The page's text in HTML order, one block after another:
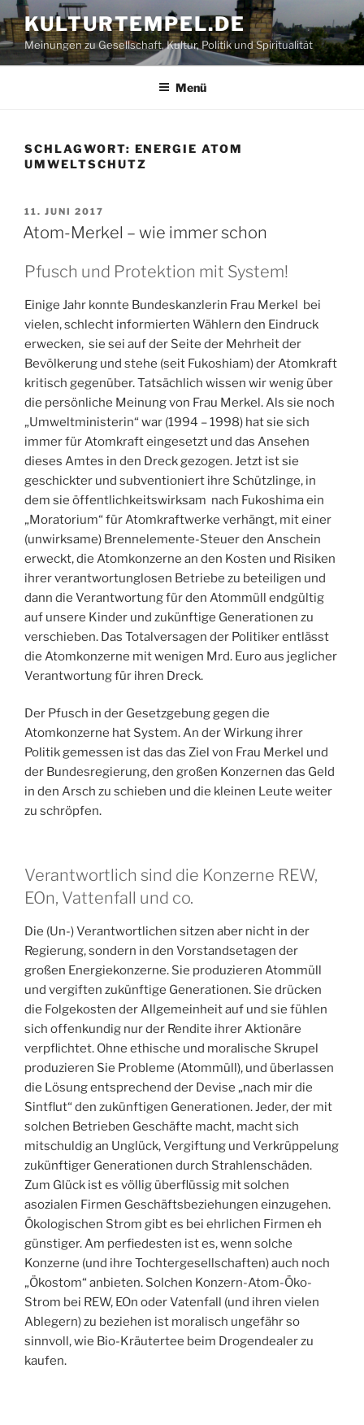
Zum
Inhalt
springen
KULTURTEMPEL.DE
Meinungen zu Gesellschaft, Kultur, Politik und Spiritualität
Menü
SCHLAGWORT: ENERGIE ATOM
UMWELTSCHUTZ
VERÖFFENTLICHT
AM
11. JUNI 2017
Atom-Merkel – wie immer schon
Pfusch und Protektion mit System!
Einige Jahr konnte Bundeskanzlerin Frau Merkel bei
vielen, schlecht informierten Wählern den Eindruck
erwecken, sie sei auf der Seite der Mehrheit der
Bevölkerung und stehe (seit Fukoshiam) der Atomkraft
kritisch gegenüber. Tatsächlich wissen wir wenig über
die persönliche Meinung von Frau Merkel. Als sie noch
„Umweltministerin“ war (1994 – 1998) hat sie sich
immer für Atomkraft eingesetzt und das Ansehen
dieses Amtes in den Dreck gezogen. Jetzt ist sie
geschickter und subventioniert ihre Schützlinge, in
dem sie öffentlichkeitswirksam nach Fukoshima ein
„Moratorium“ für Atomkraftwerke verhängt, mit einer
(unwirksame) Brennelemente-Steuer den Anschein
erweckt, die Atomkonzerne an den Kosten und Risiken
ihrer verantwortunglosen Betriebe zu beteiligen und
dann die Verantwortung für den Atommüll endgültig
auf unsere Kinder und zukünftige Generationen zu
verschieben. Das Totalversagen der Politiker entlässt
die Atomkonzerne mit wenigen Mrd. Euro aus jeglicher
Verantwortung für ihren Dreck.
Der Pfusch in der Gesetzgebung gegen die
Atomkonzerne hat System. An der Wirkung ihrer
Politik gemessen ist das das Ziel von Frau Merkel und
der Bundesregierung, den großen Konzernen das Geld
in den Arsch zu schieben und die kleinen Leute weiter
zu schröpfen.
Verantwortlich sind die Konzerne REW,
EOn, Vattenfall und co.
Die (Un-) Verantwortlichen sitzen aber nicht in der
Regierung, sondern in den Vorstandsetagen der
großen Energiekonzerne. Sie produzieren Atommüll
und vergiften zukünftige Generationen. Sie drücken
die Folgekosten der Allgemeinheit auf und sie fühlen
sich offenkundig nur der Rendite ihrer Aktionäre
verpflichtet. Ohne ethische und moralische Skrupel
produzieren Sie Probleme (Atommüll), und überlassen
die Lösung entsprechend der Devise „nach mir die
Sintflut“ den zukünftigen Generationen. Jeder, der mit
solchen Betrieben Geschäfte macht, macht sich
mitschuldig an Unglück, Vergiftung und Verkrüppelung
zukünftiger Generationen durch Strahlenschäden.
Zum Glück ist es völlig überflüssig mit solchen
asozialen Firmen Geschäftsbeziehungen einzugehen.
Ökologischen Strom gibt es bei ehrlichen Firmen eh
günstiger. Am perfiedesten ist es, wenn solche
Konzerne (und ihre Tochtergesellschaften) auch noch
„Ökostom“ anbieten. Solchen Konzern-Atom-Öko-
Strom bei REW, EOn oder Vatenfall (und ihren vielen
Ablegern) zu beziehen ist moralisch ungefähr so
sinnvoll, wie Bio-Kräutertee beim Drogendealer zu
kaufen.